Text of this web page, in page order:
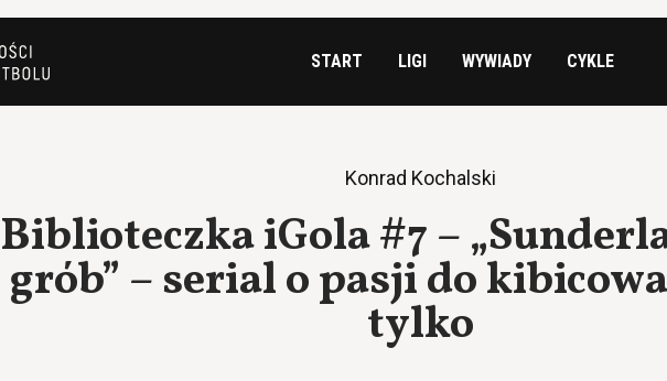
START LIGI WYWIADY CYKLE
Konrad Kochalski
Biblioteczka iGola #7 –
grób” – serial o pasji do
tylko